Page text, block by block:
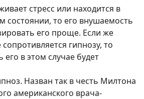
стресс или находится в
состоянии, то его внушаемость
его проще. Если же
гипнозу, то
его в этом случае будет
Назван так в честь Милтона
американского врача-